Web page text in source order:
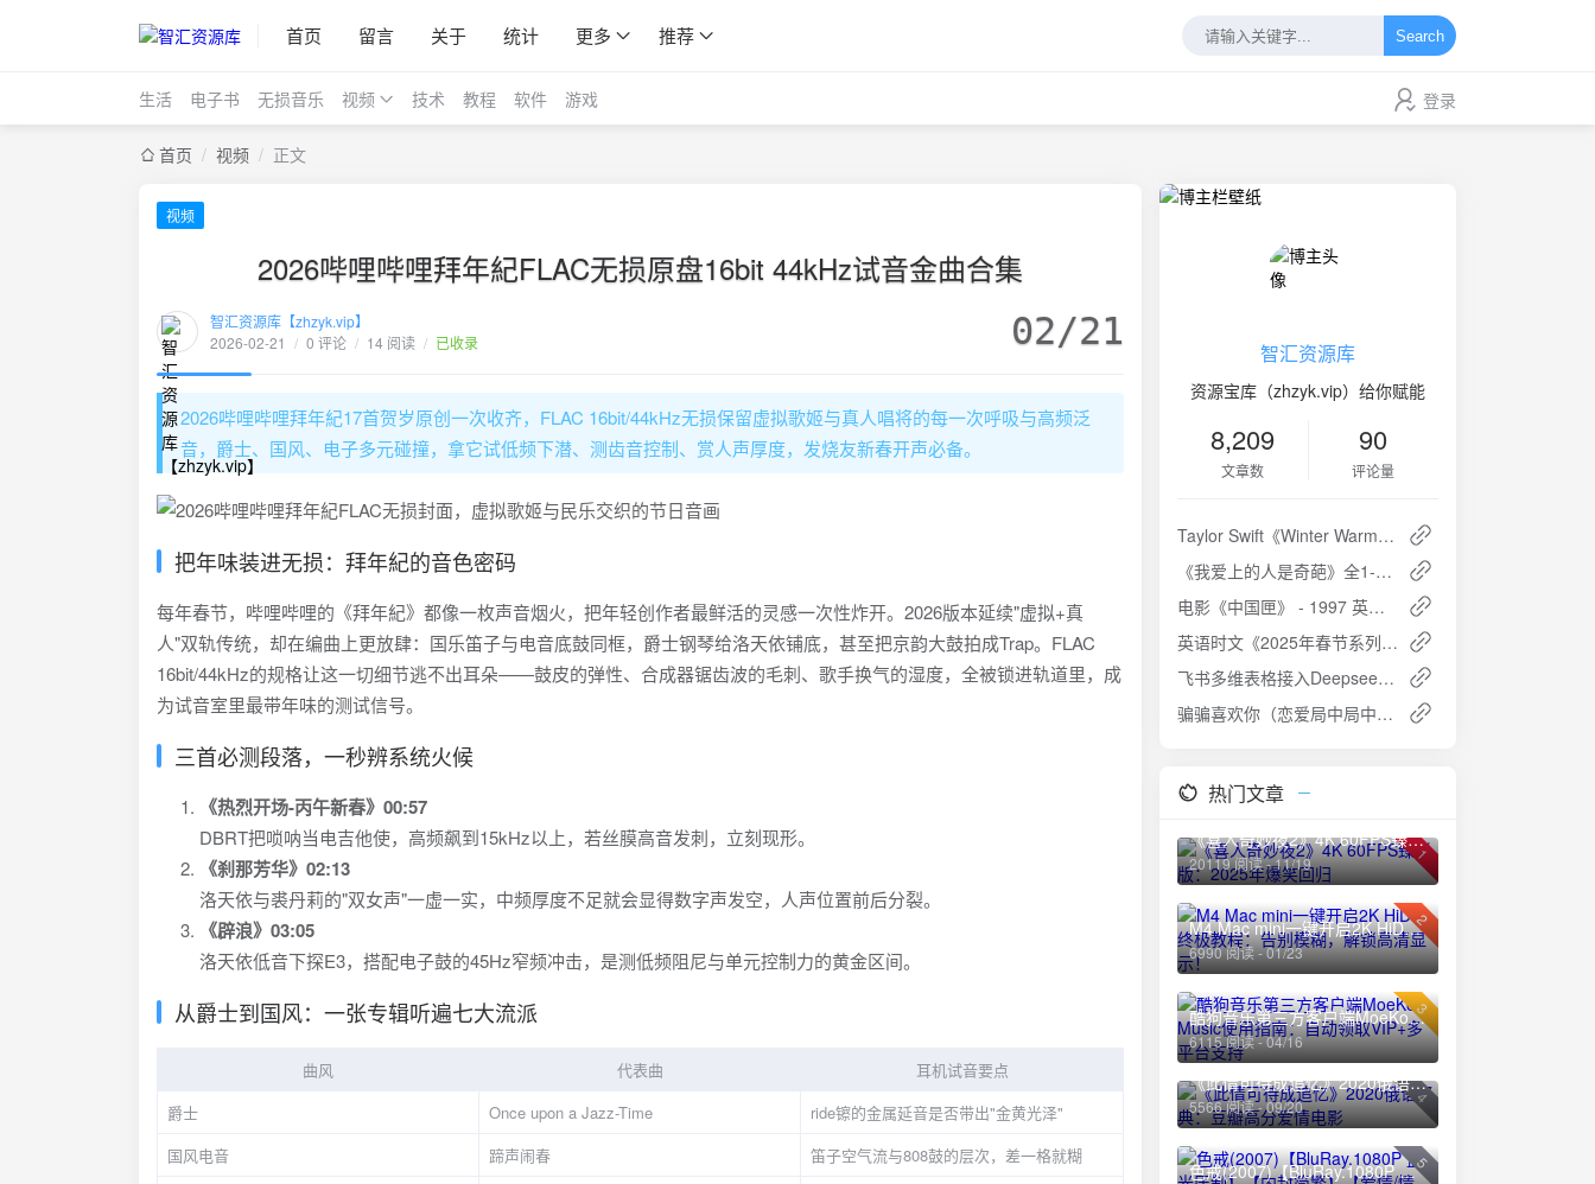
首页 留言 关于 统计 更多 推荐 Search
生活 电子书 无损音乐 视频 技术 教程 软件 游戏 登录
首页 / 视频 / 正文
视频
2026哔哩哔哩拜年紀FLAC无损原盘16bit 44kHz试音金曲合集
智汇资源库【zhzyk.vip】
2026-02-21 / 0 评论 / 14 阅读 / 已收录 02/21
2026哔哩哔哩拜年紀17首贺岁原创一次收齐，FLAC 16bit/44kHz无损保留虚拟歌姬与真人唱将的每一次呼吸与高频泛
音，爵士、国风、电子多元碰撞，拿它试低频下潜、测齿音控制、赏人声厚度，发烧友新春开声必备。
把年味装进无损：拜年紀的音色密码
每年春节，哔哩哔哩的《拜年紀》都像一枚声音烟火，把年轻创作者最鲜活的灵感一次性炸开。2026版本延续"虚拟+真
人"双轨传统，却在编曲上更放肆：国乐笛子与电音底鼓同框，爵士钢琴给洛天依铺底，甚至把京韵大鼓拍成Trap。FLAC
16bit/44kHz的规格让这一切细节逃不出耳朵——鼓皮的弹性、合成器锯齿波的毛刺、歌手换气的湿度，全被锁进轨道里，成
为试音室里最带年味的测试信号。
三首必测段落，一秒辨系统火候
《热烈开场-丙午新春》00:57
DBRT把唢呐当电吉他使，高频飙到15kHz以上，若丝膜高音发刺，立刻现形。
《刹那芳华》02:13
洛天依与裘丹莉的"双女声"一虚一实，中频厚度不足就会显得数字声发空，人声位置前后分裂。
《辟浪》03:05
洛天依低音下探E3，搭配电子鼓的45Hz窄频冲击，是测低频阻尼与单元控制力的黄金区间。
从爵士到国风：一张专辑听遍七大流派
曲风 代表曲
耳机试音要点
爵士
Once upon a Jazz-Time
ride镲的金属延音是否带出"金黄光泽"
国风电音
蹄声闹春 笛子空气流与808鼓的层次，差一格就糊
智汇资源库
资源宝库（zhzyk.vip）给你赋能
8,209
文章数
90
评论量
Taylor Swift《Winter Warmers》ALAC无损歌单下载
《我爱上的人是奇葩》全1-5季 英语中字 1080P高清
电影《中国匣》 - 1997 英语中字 1080P蓝光免费下载
英语时文《2025年春节系列阅读》 免费下载
飞书多维表格接入Deepseek R1字段捷径API获取教程
骗骗喜欢你（恋爱局中局中国版）(2024) 内嵌中英 4K 高清下载 免费获取攻略
热门文章
1
《喜人奇妙夜2》4K 60FPS臻彩版：2025年爆笑回归
20119 阅读 - 11/19
2
M4 Mac mini一键开启2K HiDPI终极教程：告别模糊，解锁高清显示！
6990 阅读 - 01/23
3
酷狗音乐第三方客户端MoeKoe Music使用指南：自动领取VIP+多平台支持
6115 阅读 - 04/16
4
《此情可待成追忆》2020俄语经典：豆瓣高分爱情电影
5566 阅读 - 09/20
5
色戒(2007)【BluRay.1080P 蓝光压制】【内封简繁】【爱情/情色】夸克网盘免费下载